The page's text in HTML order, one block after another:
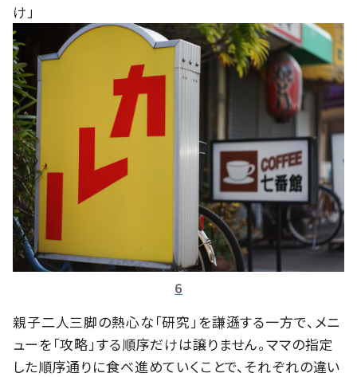
け」
6
親子二人三脚の熱心な「研究」を謙遜する一方で、メニ
ューを「攻略」する順序だけは譲りません。ママの指定
した順序通りに食べ進めていくことで、それぞれの違い